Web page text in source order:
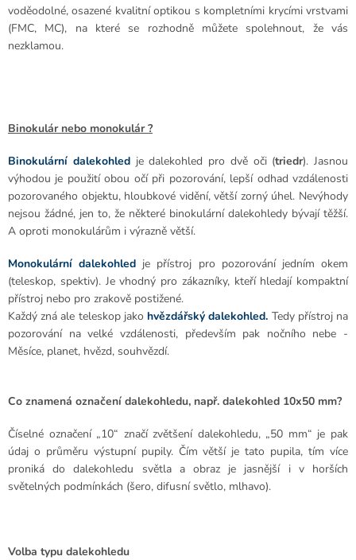
voděodolné, osazené kvalitní optikou s kompletními krycími vrstvami
(FMC, MC), na které se rozhodně můžete spolehnout, že vás
nezklamou.
Binokulár nebo monokulár ?
Binokulární dalekohled je dalekohled pro dvě oči (triedr). Jasnou
výhodou je použití obou očí při pozorování, lepší odhad vzdálenosti
pozorovaného objektu, hloubkové vidění, větší zorný úhel. Nevýhody
nejsou žádné, jen to, že některé binokulární dalekohledy bývají těžší.
A oproti monokulárům i výrazně větší.
Monokulární dalekohled je přístroj pro pozorování jedním okem
(teleskop, spektiv). Je vhodný pro zákazníky, kteří hledají kompaktní
přístroj nebo pro zrakově postižené.
Každý zná ale teleskop jako hvězdářský dalekohled. Tedy přístroj na
pozorování na velké vzdálenosti, především pak nočního nebe -
Měsíce, planet, hvězd, souhvězdí.
Co znamená označení dalekohledu, např. dalekohled 10x50 mm?
Číselné označení „10“ značí zvětšení dalekohledu, „50 mm“ je pak
údaj o průměru výstupní pupily. Čím větší je tato pupila, tím více
proniká do dalekohledu světla a obraz je jasnější i v horších
světelných podmínkách (šero, difusní světlo, mlhavo).
Volba typu dalekohledu